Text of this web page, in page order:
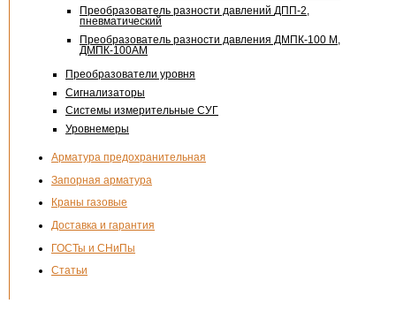
Преобразователь разности давлений ДПП-2,
пневматический
Преобразователь разности давления ДМПК-100 М,
ДМПК-100АМ
Преобразователи уровня
Сигнализаторы
Системы измерительные СУГ
Уровнемеры
Арматура предохранительная
Запорная арматура
Краны газовые
Доставка и гарантия
ГОСТы и СНиПы
Статьи